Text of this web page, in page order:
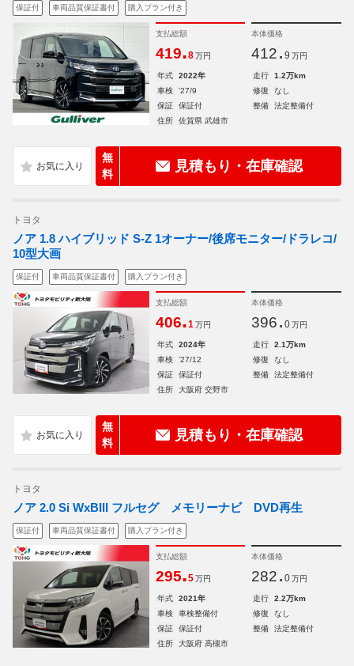
保証付 車両品質保証書付 購入プラン付き
支払総額
419.8 万円
本体価格
412. 9 万円
年式 2022年 走行
1.2万km
車検
'27/9 修復
なし
保証
保証付 整備
法定整備付
住所
佐賀県 武雄市
無
料
見積もり・在庫確認
トヨタ
ノア 1.8 ハイブリッド S-Z 1オーナー/後席モニター/ドラレコ/
10型大画
保証付 車両品質保証書付 購入プラン付き
支払総額
406.1 万円
本体価格
396. 0 万円
年式 2024年 走行
2.1万km
車検
'27/12 修復
なし
保証
保証付 整備
法定整備付
住所
大阪府 交野市
無
料
見積もり・在庫確認
トヨタ
ノア 2.0 Si WxBIII フルセグ メモリーナビ DVD再生
保証付 車両品質保証書付 購入プラン付き
支払総額
295.5 万円
本体価格
282. 0 万円
年式 2021年 走行
2.2万km
車検
車検整備付 修復
なし
保証
保証付 整備
法定整備付
住所
大阪府 高槻市